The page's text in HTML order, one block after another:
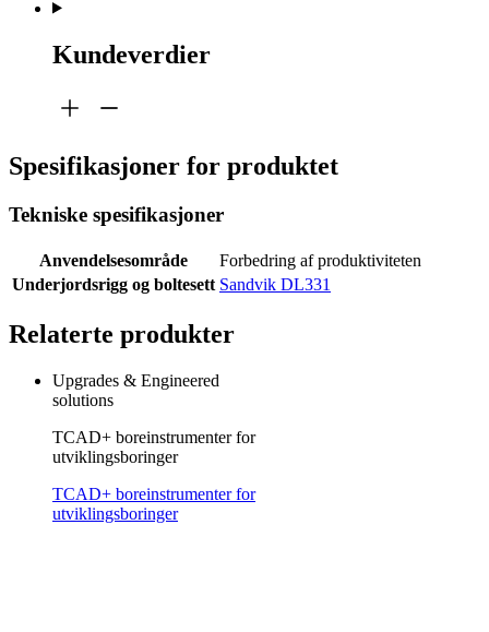
Kundeverdier
Spesifikasjoner for produktet
Tekniske spesifikasjoner
Anvendelsesområde
Forbedring af produktiviteten
Underjordsrigg og boltesett Sandvik DL331
Relaterte produkter
Upgrades & Engineered
solutions
TCAD+ boreinstrumenter for
utviklingsboringer
TCAD+ boreinstrumenter for
utviklingsboringer